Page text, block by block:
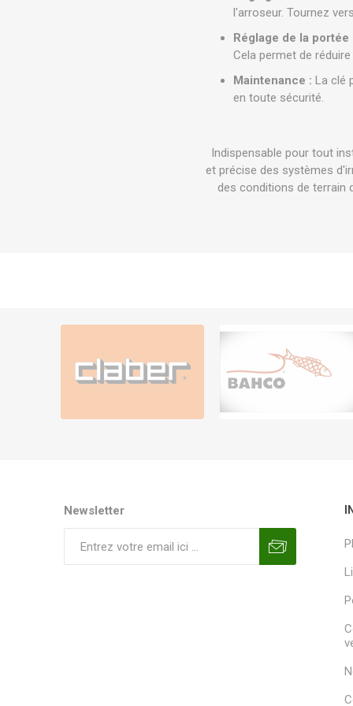
l'arroseur. Tournez
Réglage de la portée
Cela permet de
Maintenance : La clé
en toute sécurité.
Indispensable pour tout
et précise des systèmes
des conditions de terrain
Newsletter